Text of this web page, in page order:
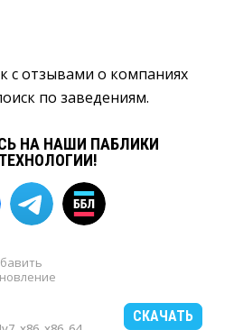
с отзывами о компаниях
по заведениям.
НА НАШИ ПАБЛИКИ
СКАЧАТЬ